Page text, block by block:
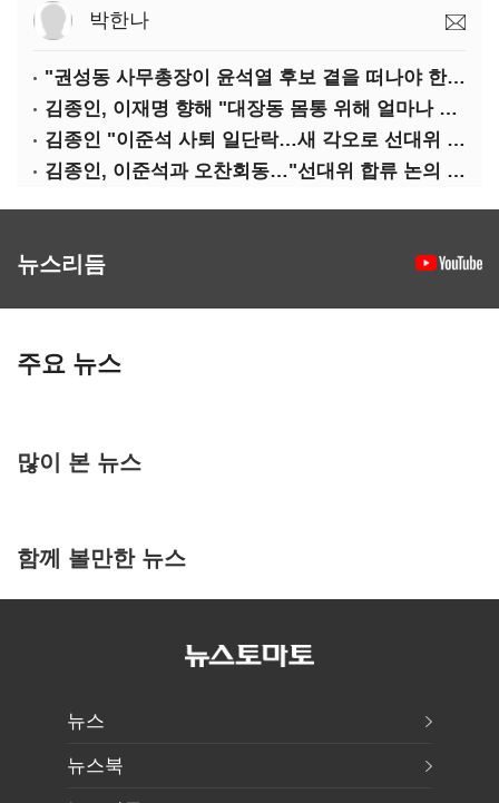
박한나
"권성동 사무총장이 윤석열 후보 곁을 떠나야 한다"
김종인, 이재명 향해 "대장동 몸통 위해 얼마나 죽어야 하나"
김종인 "이준석 사퇴 일단락…새 각오로 선대위 꾸리겠다"
김종인, 이준석과 오찬회동…"선대위 합류 논의 없었다"(종합)
뉴스리듬
주요 뉴스
많이 본 뉴스
함께 볼만한 뉴스
뉴스
뉴스북